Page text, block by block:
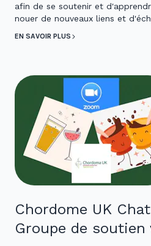
afin de se soutenir et
nouer de nouveaux liens et
EN SAVOIR PLUS
Chordome UK
Groupe de